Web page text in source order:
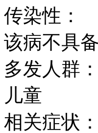
传染性：
该病不具
多发人群：
儿童
相关症状：